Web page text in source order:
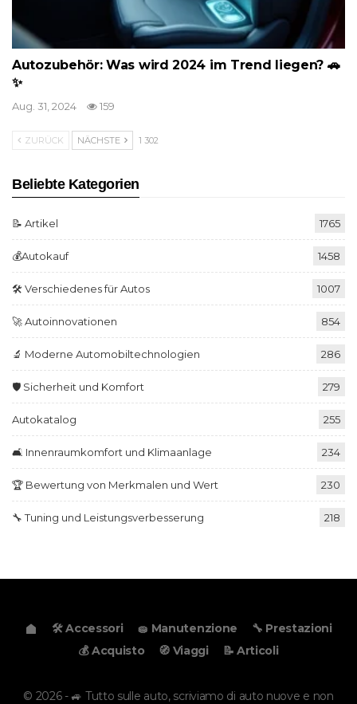
Autozubehör: Was wird 2024 im Trend liegen? 🚗
✨
Aug. 31, 2024 159
ZURÜCK NÄCHSTE 1 302
Beliebte Kategorien
📝 Artikel 1765
💰Autokauf 1458
🛠️ Verschiedenes für Autos 1007
🚀 Autoinnovationen 854
🔬 Moderne Automobiltechnologien 286
🛡️ Sicherheit und Komfort 279
Autokatalog 255
🛋️ Innenraumkomfort und Klimaanlage 234
🏆 Bewertung von Merkmalen und Wert 230
🔧 Tuning und Leistungsverbesserung 218
🛠️ Accessori 🧽 Manutenzione
🔧 Prestazioni
💰 Acquisto
🧭 Viaggi 📝 Articoli
© 2026 - 🚙 Tutto sulle auto, scriviamo di auto nuove e non